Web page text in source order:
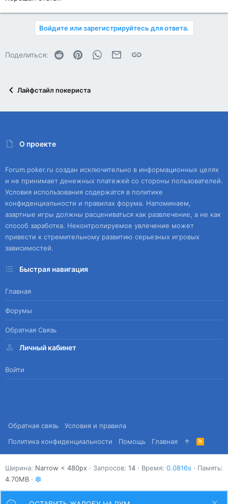
Войдите или зарегистрируйтесь для ответа.
Поделиться: Reddit PinterestWhatsAppЭлектронная почта
Ссылка
Лайфстайл покериста
О проекте
Forum.poker.ru создан исключительно в информационных целях
и не принимает денежных платежей со стороны пользователей.
Условия использования содержатся в политике
конфиденциальности и правилах форума. Напоминаем,
азартные игры должны расцениваться как развлечение, а не как
способ заработка. Неконтролируемое увлечение может
привести к стремительному развитию серьезных игровых
зависимостей.
Быстрая навигация
Главная
Форумы
Обратная Связь
Личный кабинет
Войти
Обратная связь
Условия и правила
Политика конфиденциальности
Помощь Главная
R
S
S
Ширина Запросов 14 Время 0.0816s
Память
4.70MB